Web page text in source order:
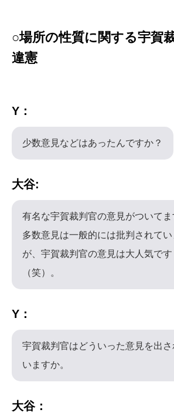
○場所の性質に関する宇賀
違憲
Y：
少数意見などはあったんですか？
大谷:
有名な宇賀裁判官の意見がついてま
多数意見は一般的には批判されてい
が、宇賀裁判官の意見は大人気です
（笑）。
Y：
宇賀裁判官はどういった意見を出さ
いますか。
大谷：